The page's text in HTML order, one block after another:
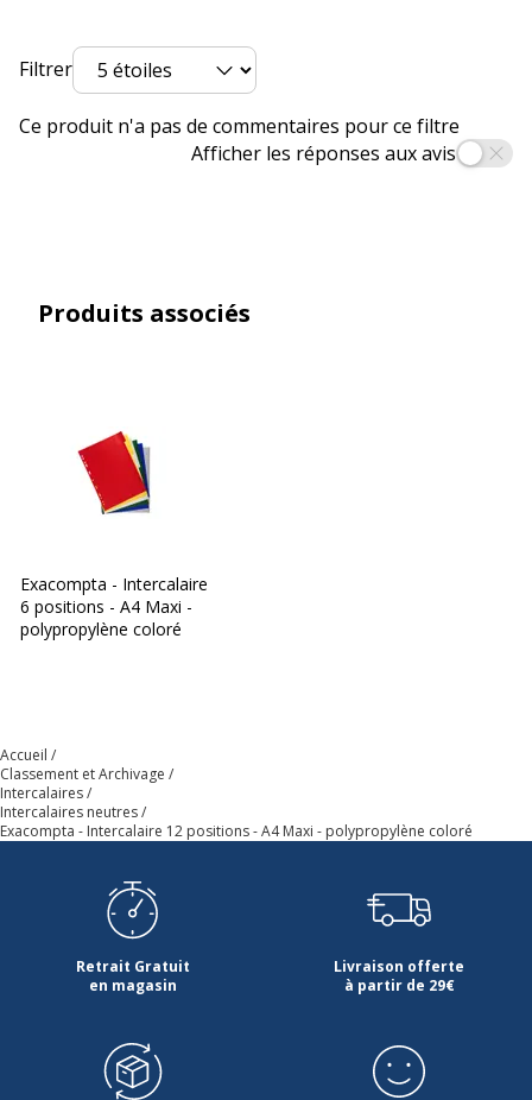
Filtrer
Ce produit n'a pas de commentaires pour ce filtre
Afficher les réponses aux avis
Produits associés
Exacompta - Intercalaire
6 positions - A4 Maxi -
polypropylène coloré
Accueil
Classement et Archivage
Intercalaires
Intercalaires neutres
Exacompta - Intercalaire 12 positions - A4 Maxi - polypropylène coloré
Retrait Gratuit
en magasin
Livraison offerte
à partir de 29€